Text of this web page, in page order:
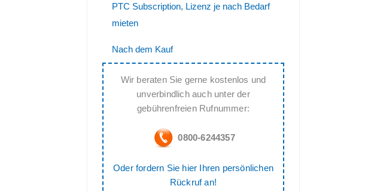
PTC Subscription, Lizenz je nach Bedarf
mieten
Nach dem Kauf
Wir beraten Sie gerne kostenlos und
unverbindlich auch unter der
gebührenfreien Rufnummer:
0800-6244357
Oder fordern Sie hier Ihren persönlichen
Rückruf an!